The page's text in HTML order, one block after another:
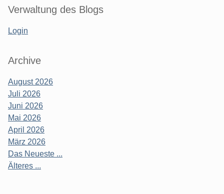
Verwaltung des Blogs
Login
Archive
August 2026
Juli 2026
Juni 2026
Mai 2026
April 2026
März 2026
Das Neueste ...
Älteres ...